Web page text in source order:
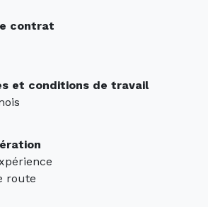
contrat
et conditions de travail
route